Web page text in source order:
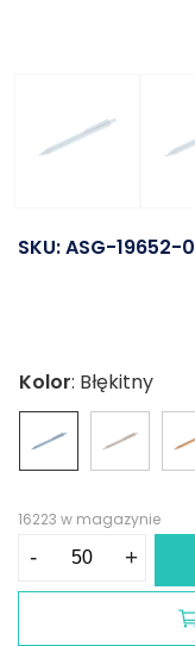
SKU:ASG-19652-
Kolor: Błękitny
16223 w magazynie
- +